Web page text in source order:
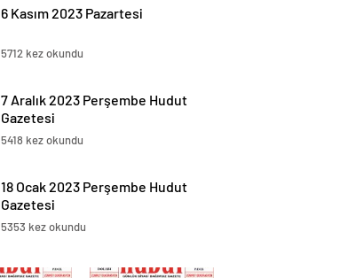
6 Kasım 2023 Pazartesi
5712 kez okundu
7 Aralık 2023 Perşembe Hudut
Gazetesi
5418 kez okundu
18 Ocak 2023 Perşembe Hudut
Gazetesi
5353 kez okundu